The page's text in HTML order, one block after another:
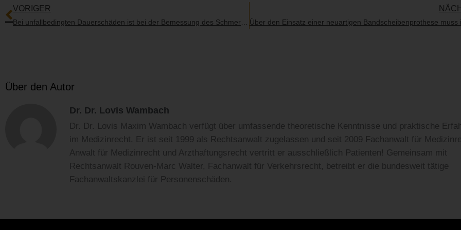
VORIGER
Über den Autor
Dr. Dr. Lovis Wambach
Dr. Dr. Lovis Maxim Wambach verfügt über umfassende theoretische Kenntnisse und praktische
im Medizinrecht. Er ist seit 1999 als Rechtsanwalt zugelassen und seit 2009 Fachanwalt für
Anwalt für Medizinrecht und Arzthaftungsrecht vertritt er ausschließlich Patienten! Gemeinsam mit
Rechtsanwalt Rouven-Marc Walter, Fachanwalt für Verkehrsrecht, betreibt er die bundesweit tätige
Fachanwaltskanzlei für Personenschäden.